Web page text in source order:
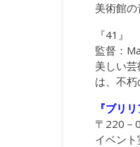
美術館
『41』
監督：
美しい
は、不
『ブリ
〒220－
イベン